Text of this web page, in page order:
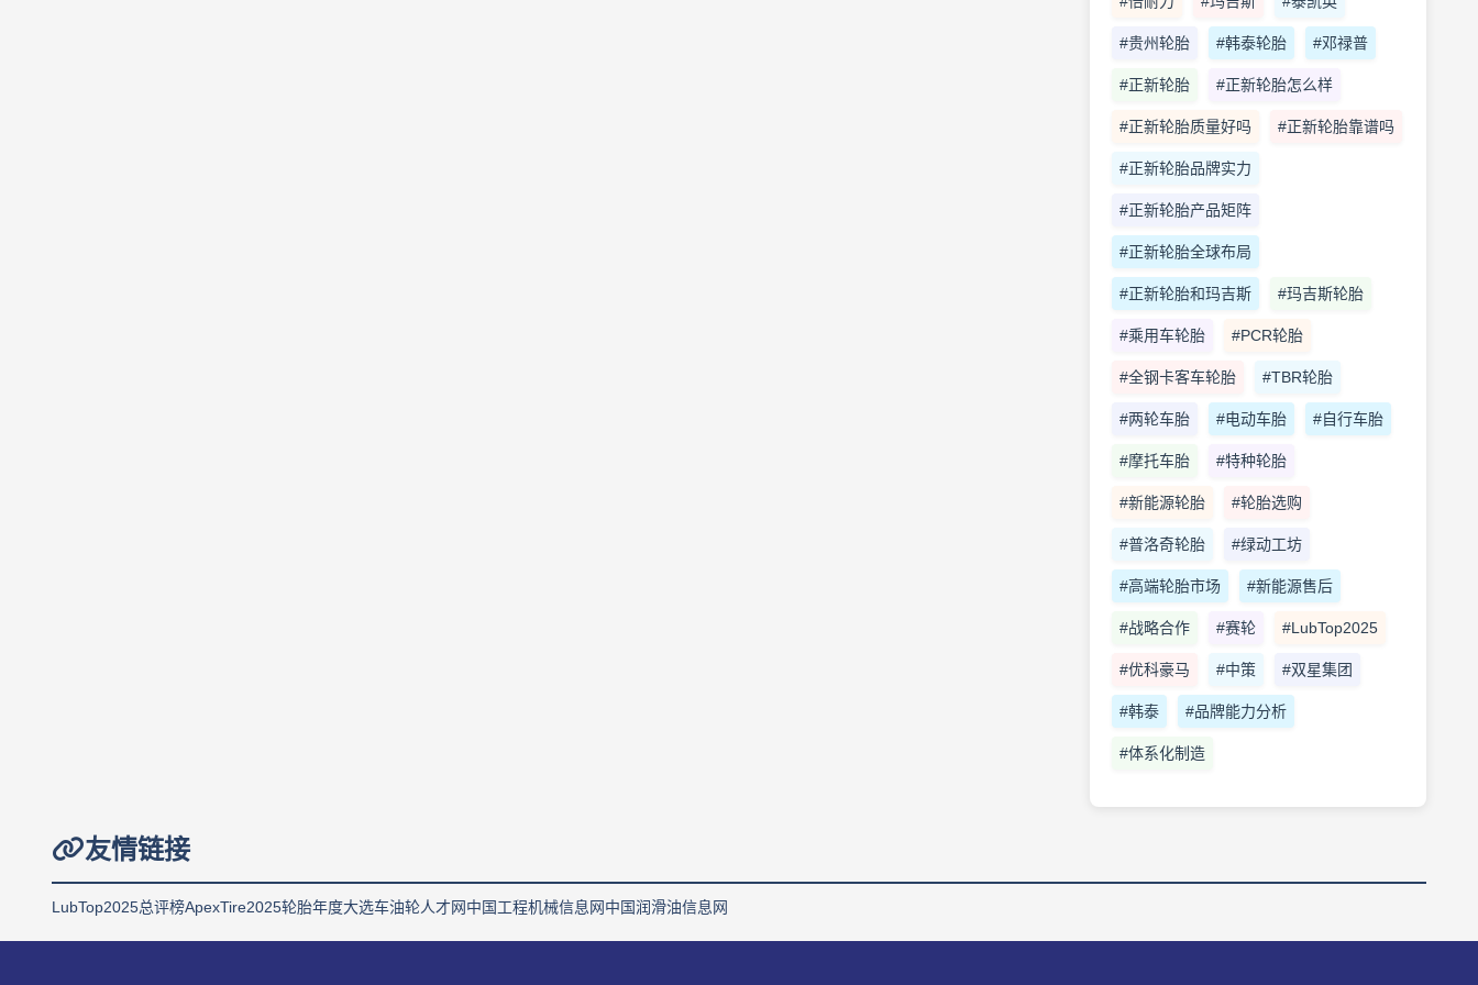
#贵州轮胎 #韩泰轮胎 #邓禄普
#正新轮胎 #正新轮胎怎么样
#正新轮胎质量好吗 #正新轮胎靠谱吗
#正新轮胎品牌实力
#正新轮胎产品矩阵
#正新轮胎全球布局
#正新轮胎和玛吉斯 #玛吉斯轮胎
#乘用车轮胎 #PCR轮胎
#全钢卡客车轮胎 #TBR轮胎
#两轮车胎 #电动车胎 #自行车胎
#摩托车胎 #特种轮胎
#新能源轮胎 #轮胎选购
#普洛奇轮胎 #绿动工坊
#高端轮胎市场 #新能源售后
#战略合作 #赛轮 #LubTop2025
#优科豪马 #中策 #双星集团
#韩泰 #品牌能力分析
#体系化制造
友情链接
LubTop2025总评榜ApexTire2025轮胎年度大选车油轮人才网中国工程机械信息网中国润滑油信息网